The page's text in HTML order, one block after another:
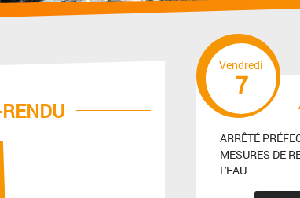
Vendredi
7
ARRÊTÉ
MESURES DE
L'EAU